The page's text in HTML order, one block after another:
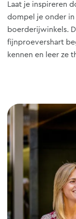
Laat je inspireren
dompel je onder
boerderijwinkels.
fijnproevershart
kennen en leer ze